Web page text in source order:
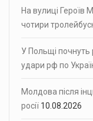
На вулиці Героїв
чотири
У Польщі почнуть
удари рф по
Молдова після
росії 10.08.2026